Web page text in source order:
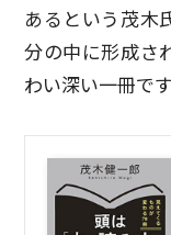
あるという茂木
分の中に形成さ
わい深い一冊です